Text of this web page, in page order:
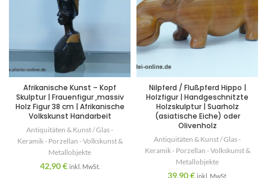
Afrikanische Kunst – Kopf
Skulptur | Frauenfigur ,massiv
Holz Figur 38 cm | Afrikanische
Volkskunst Handarbeit
Antiquitäten & Kunst / Glas -
Keramik - Porzellan - Volkskunst &
Metallobjekte
42,90€ inkl. MwSt.
Nilpferd / Flußpferd Hippo |
Holzfigur | Handgeschnitzte
Holzskulptur | Suarholz
(asiatische Eiche) oder
Olivenholz
Antiquitäten & Kunst / Glas -
Keramik - Porzellan - Volkskunst &
Metallobjekte
39,90€ inkl. MwSt.